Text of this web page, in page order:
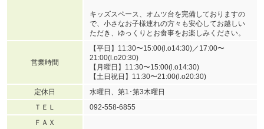
キッズスペース、オムツ台を完備しておりますの
で、小さなお子様連れの方々も安心してお越しい
ただき、ゆっくりとお食事をお楽しみください。
営業時間
【平日】11:30〜15:00(l.o14:30)／17:00〜
21:00(l.o20:30)
【月曜日】11:30〜15:00(l.o14:30)
【土日祝日】11:30〜21:00(l.o20:30)
定休日
水曜日、第1･第3木曜日
ＴＥＬ
092-558-6855
ＦＡＸ